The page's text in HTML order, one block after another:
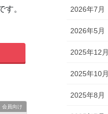
。
会員向け
2026年7月
2026年5月
2025年12月
2025年10月
2025年8月